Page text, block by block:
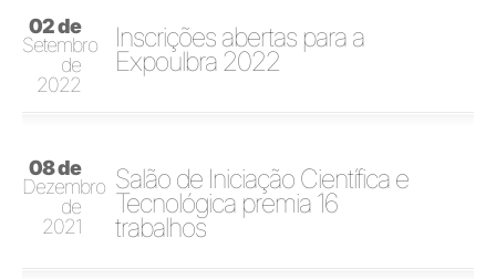
02 de
Setembro
de
2022
Inscrições abertas para a
Expoulbra 2022
08 de
Dezembro
de
2021
Salão de Iniciação Científica e
Tecnológica premia 16
trabalhos